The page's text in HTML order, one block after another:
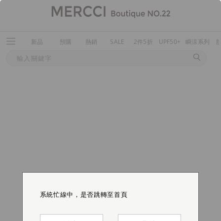
新品 預購 熱銷 SALE 2件5折 UPF50+ 瞬涼系列
系統忙線中，是否跳轉至首頁
系統忙線中，是否跳轉至首頁
系統忙線中，是否跳轉至首頁
系統忙線中，是否跳轉至首頁
系統忙線中，是否跳轉至首頁